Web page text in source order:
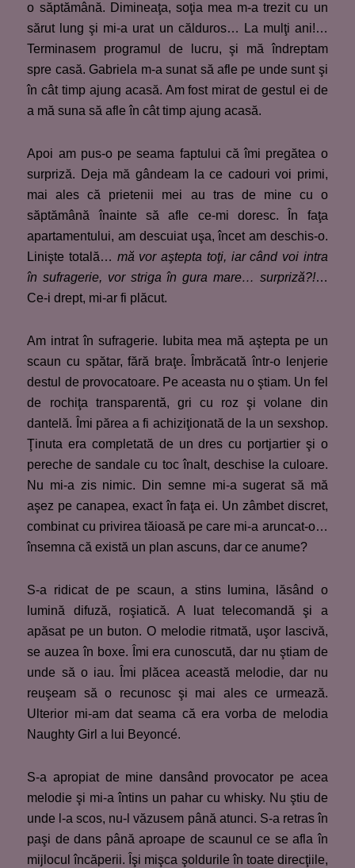
o săptămână. Dimineaţa, soţia mea m-a trezit cu un
sărut lung şi mi-a urat un călduros… La mulţi ani!…
Terminasem programul de lucru, şi mă îndreptam
spre casă. Gabriela m-a sunat să afle pe unde sunt şi
în cât timp ajung acasă. Am fost mirat de gestul ei de
a mă suna să afle în cât timp ajung acasă.
Apoi am pus-o pe seama faptului că îmi pregătea o
surpriză. Deja mă gândeam la ce cadouri voi primi,
mai ales că prietenii mei au tras de mine cu o
săptămână înainte să afle ce-mi doresc. În faţa
apartamentului, am descuiat uşa, încet am deschis-o.
Linişte totală… mă vor aştepta toţi, iar când voi intra
în sufragerie, vor striga în gura mare… surpriză?!…
Ce-i drept, mi-ar fi plăcut.
Am intrat în sufragerie. Iubita mea mă aştepta pe un
scaun cu spătar, fără braţe. Îmbrăcată într-o lenjerie
destul de provocatoare. Pe aceasta nu o ştiam. Un fel
de rochiţa transparentă, gri cu roz şi volane din
dantelă. Îmi părea a fi achiziţionată de la un sexshop.
Ţinuta era completată de un dres cu portjartier şi o
pereche de sandale cu toc înalt, deschise la culoare.
Nu mi-a zis nimic. Din semne mi-a sugerat să mă
aşez pe canapea, exact în faţa ei. Un zâmbet discret,
combinat cu privirea tăioasă pe care mi-a aruncat-o…
însemna că există un plan ascuns, dar ce anume?
S-a ridicat de pe scaun, a stins lumina, lăsând o
lumină difuză, roşiatică. A luat telecomandă şi a
apăsat pe un buton. O melodie ritmată, uşor lascivă,
se auzea în boxe. Îmi era cunoscută, dar nu ştiam de
unde să o iau. Îmi plăcea această melodie, dar nu
reuşeam să o recunosc şi mai ales ce urmează.
Ulterior mi-am dat seama că era vorba de melodia
Naughty Girl a lui Beyoncé.
S-a apropiat de mine dansând provocator pe acea
melodie şi mi-a întins un pahar cu whisky. Nu ştiu de
unde l-a scos, nu-l văzusem până atunci. S-a retras în
paşi de dans până aproape de scaunul ce se afla în
mijlocul încăperii. Îşi mişca şoldurile în toate direcţiile,